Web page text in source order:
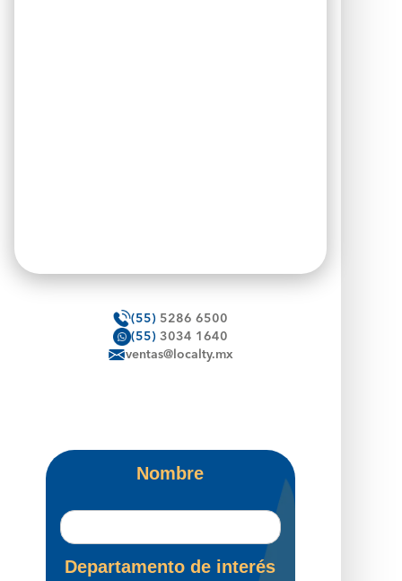
(55) 5286 6500
(55) 3034 1640
ventas@localty.mx
Nombre
Departamento de interés